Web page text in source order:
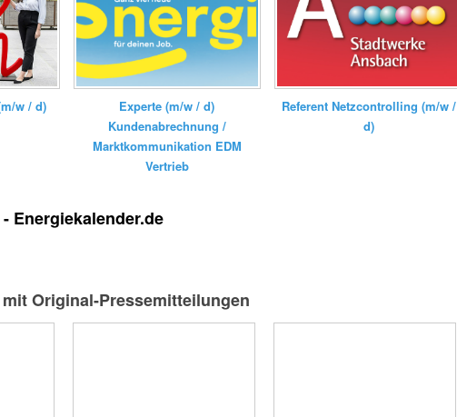
w / d)
Experte (m/w / d)
Kundenabrechnung /
Marktkommunikation EDM
Vertrieb
Referent Netzcontrolling (m/w /
d)
Energiekalender.de
Original-Pressemitteilungen